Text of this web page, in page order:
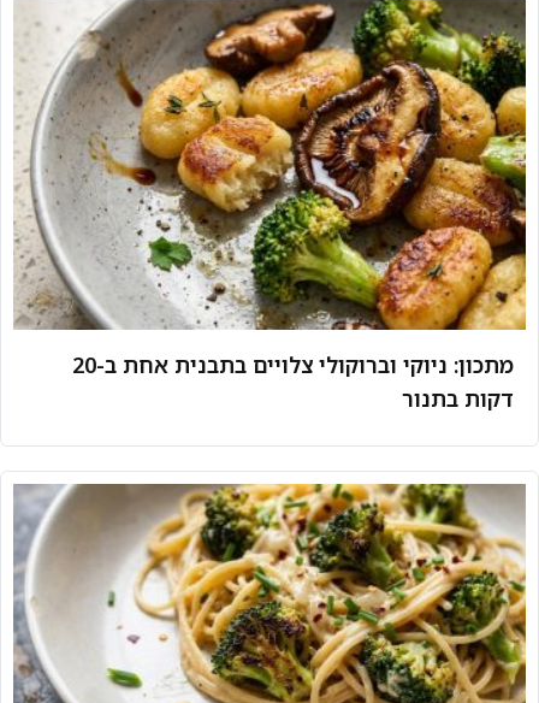
מתכון: ניוקי וברוקולי צלויים בתבנית אחת ב-20
דקות בתנור